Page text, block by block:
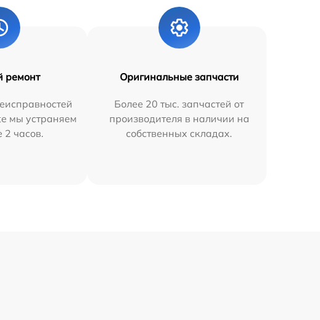
ремонт
мы устраняем
2 часов.
Оригинальные запчасти
Более 20 тыс. запчастей от
производителя в наличии на
собственных складах.